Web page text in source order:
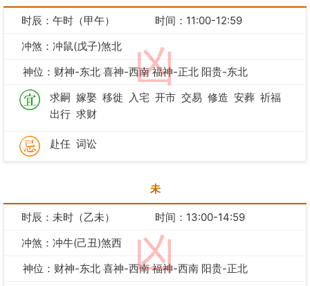
凶
时辰：午时（甲午）
时间：11:00-12:59
冲煞：冲鼠(戊子)煞北
神位：财神-东北 喜神-西南 福神-正北 阳贵-东北
求嗣 嫁娶 移徙 入宅 开市 交易 修造 安葬 祈福
出行 求财
赴任 词讼
未
凶
时辰：未时（乙未）
时间：13:00-14:59
冲煞：冲牛(己丑)煞西
神位：财神-东北 喜神-西南 福神-西南 阳贵-正北